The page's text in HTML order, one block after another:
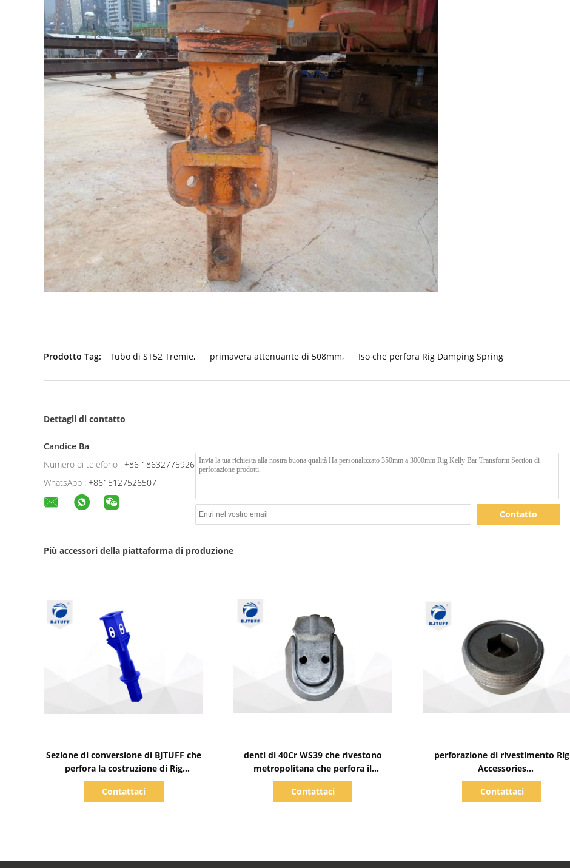
Prodotto Tag: Tubo di ST52 Tremie, primavera attenuante di 508mm, Iso che perfora Rig Damping Spring
Dettagli di contatto
Candice Ba
Numero di telefono : +86 18632775926
WhatsApp : +8615127526507
Contatto
Più accessori della piattaforma di produzione
Sezione di conversione di BJTUFF che
perfora la costruzione di Rig
Accessories For Deep Foundation
Contattaci
denti di 40Cr WS39 che rivestono
metropolitana che perfora il
fondamento di Rig Accessories For
Hole Pile
Contattaci
perforazione di rivestimento Rig
Accessories
L100mmxW40mmxH38mm del
collegamento 35CrMo
Contattaci